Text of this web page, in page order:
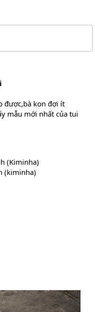
được,bà kon đợi ít
mẫu mới nhất của tui
(Kiminha)
(kiminha)